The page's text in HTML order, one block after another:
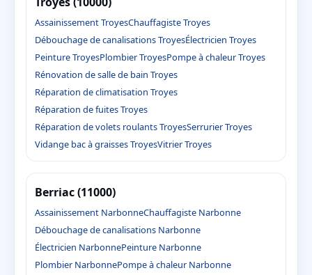
Assainissement TroyesChauffagiste Troyes
Débouchage de canalisations TroyesÉlectricien Troyes
Peinture TroyesPlombier TroyesPompe à chaleur Troyes
Rénovation de salle de bain Troyes
Réparation de climatisation Troyes
Réparation de fuites Troyes
Réparation de volets roulants TroyesSerrurier Troyes
Vidange bac à graisses TroyesVitrier Troyes
Berriac (11000)
Assainissement NarbonneChauffagiste Narbonne
Débouchage de canalisations Narbonne
Électricien NarbonnePeinture Narbonne
Plombier NarbonnePompe à chaleur Narbonne